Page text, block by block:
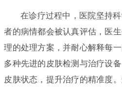
在诊疗过程中，医院坚持
者的病情都会被认真评估，医
理的处理方案，并耐心解释每
多种先进的皮肤检测与治疗设
皮肤状态，提升治疗的精准度